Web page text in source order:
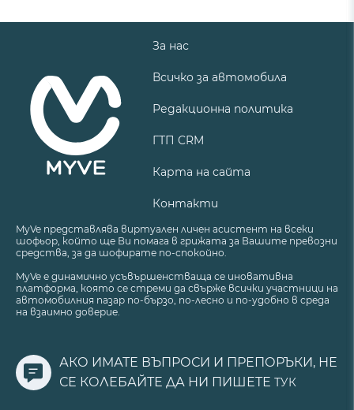
За нас
Всичко за автомобила
Редакционна политика
ГТП CRM
Карта на сайта
Контакти
MyVe представлява виртуален личен асистент на всеки
шофьор, който ще Ви помага в грижата за Вашите превозни
средства, за да шофирате по-спокойно.
MyVe е динамично усъвършенстваща се иновативна
платформа, която се стреми да свърже всички участници на
автомобилния пазар по-бързо, по-лесно и по-удобно в среда
на взаимно доверие.
АКО ИМАТЕ ВЪПРОСИ И ПРЕПОРЪКИ, НЕ
СЕ КОЛЕБАЙТЕ ДА НИ ПИШЕТЕ ТУК